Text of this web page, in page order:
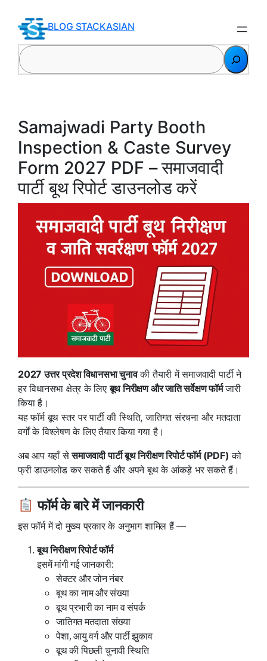
content
BLOG STACKASIAN
Search
Samajwadi Party Booth
Inspection & Caste Survey
Form 2027 PDF – समाजवादी
पार्टी बूथ रिपोर्ट डाउनलोड करें
2027 उत्तर प्रदेश विधानसभा चुनावकी तैयारी में समाजवादी पार्टी ने
हर विधानसभा क्षेत्र के लिएबूथ निरीक्षण और जाति सर्वेक्षण फॉर्मजारी
किया है।
यह फॉर्म बूथ स्तर पर पार्टी की स्थिति, जातिगत संरचना और मतदाता
वर्गों के विश्लेषण के लिए तैयार किया गया है।
अब आप यहाँ सेसमाजवादी पार्टी बूथ निरीक्षण रिपोर्ट फॉर्म (PDF) को
फ्री डाउनलोड कर सकते हैं और अपने बूथ के आंकड़े भर सकते हैं।
फॉर्म के बारे में जानकारी
इस फॉर्म में दो मुख्य प्रकार के अनुभाग शामिल हैं —
बूथ निरीक्षण रिपोर्ट फॉर्म
इसमें मांगी गई जानकारी:
सेक्टर और जोन नंबर
बूथ का नाम और संख्या
बूथ प्रभारी का नाम व संपर्क
जातिगत मतदाता संख्या
पेशा, आयु वर्ग और पार्टी झुकाव
बूथ की पिछली चुनावी स्थिति